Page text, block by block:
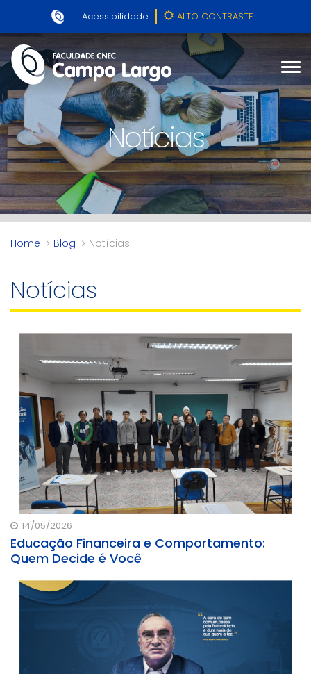
Acessibilidade ALTO CONTRASTE
Notícias
Home Blog Notícias
Notícias
14/05/2026
Educação Financeira e Comportamento:
Quem Decide é Você